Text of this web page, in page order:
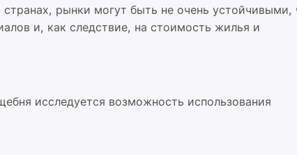
рынки могут быть не очень устойчивыми,
и, как следствие, на стоимость жилья и
исследуется возможность использования